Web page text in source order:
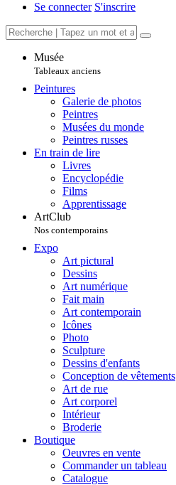
Se connecter S'inscrire
Musée
Tableaux anciens
Peintures
Galerie de photos
Peintres
Musées du monde
Peintres russes
En train de lire
Livres
Encyclopédie
Films
Apprentissage
ArtClub
Nos contemporains
Expo
Art pictural
Dessins
Art numérique
Fait main
Art contemporain
Icônes
Photo
Sculpture
Dessins d'enfants
Conception de vêtements
Art de rue
Art corporel
Intérieur
Broderie
Boutique
Oeuvres en vente
Commander un tableau
Catalogue